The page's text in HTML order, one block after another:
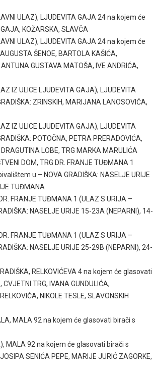
ULAZ), LJUDEVITA GAJA 24 na kojem će
KOŽARSKA, SLAVČA
ULAZ), LJUDEVITA GAJA 24 na kojem će
ŠENOE, BARTOLA KAŠIĆA,
GUSTAVA MATOŠA, IVE ANDRIĆA,
IZ ULICE LJUDEVITA GAJA), LJUDEVITA
ZRINSKIH, MARIJANA LANOSOVIĆA,
IZ ULICE LJUDEVITA GAJA), LJUDEVITA
POTOČNA, PETRA PRERADOVIĆA,
LOBE, TRG MARKA MARULIĆA
DOM, TRG DR. FRANJE TUĐMANA 1
u – NOVA GRADIŠKA: NASELJE URIJE
TUĐMANA
FRANJE TUĐMANA 1 (ULAZ S URIJA –
NASELJE URIJE 15-23A (NEPARNI), 14-
FRANJE TUĐMANA 1 (ULAZ S URIJA –
NASELJE URIJE 25-29B (NEPARNI), 24-
RELKOVIĆEVA 4 na kojem će glasovati
TRG, IVANA GUNDULIĆA,
NIKOLE TESLE, SLAVONSKIH
MALA 92 na kojem će glasovati birači s
MALA 92 na kojem će glasovati birači s
SENIĆA PEPE, MARIJE JURIĆ ZAGORKE,